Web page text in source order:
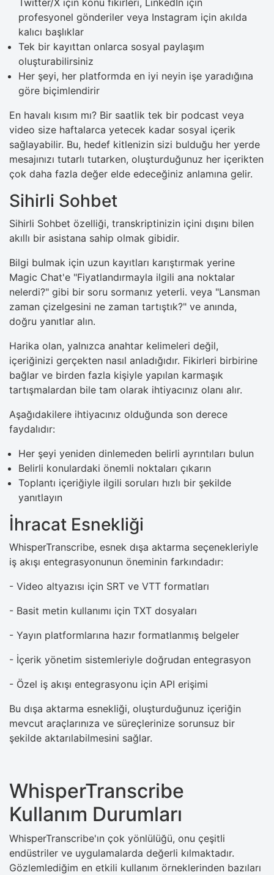
profesyonel gönderiler veya Instagram için akılda
kalıcı başlıklar
Tek bir kayıttan onlarca sosyal paylaşım
oluşturabilirsiniz
Her şeyi, her platformda en iyi neyin işe yaradığına
göre biçimlendirir
En havalı kısım mı? Bir saatlik tek bir podcast veya
video size haftalarca yetecek kadar sosyal içerik
sağlayabilir. Bu, hedef kitlenizin sizi bulduğu her yerde
mesajınızı tutarlı tutarken, oluşturduğunuz her içerikten
çok daha fazla değer elde edeceğiniz anlamına gelir.
Sihirli Sohbet
Sihirli Sohbet özelliği, transkriptinizin içini dışını bilen
akıllı bir asistana sahip olmak gibidir.
Bilgi bulmak için uzun kayıtları karıştırmak yerine
Magic Chat'e "Fiyatlandırmayla ilgili ana noktalar
nelerdi?" gibi bir soru sormanız yeterli. veya "Lansman
zaman çizelgesini ne zaman tartıştık?" ve anında,
doğru yanıtlar alın.
Harika olan, yalnızca anahtar kelimeleri değil,
içeriğinizi gerçekten nasıl anladığıdır. Fikirleri birbirine
bağlar ve birden fazla kişiyle yapılan karmaşık
tartışmalardan bile tam olarak ihtiyacınız olanı alır.
Aşağıdakilere ihtiyacınız olduğunda son derece
faydalıdır:
Her şeyi yeniden dinlemeden belirli ayrıntıları bulun
Belirli konulardaki önemli noktaları çıkarın
Toplantı içeriğiyle ilgili soruları hızlı bir şekilde
yanıtlayın
İhracat Esnekliği
WhisperTranscribe, esnek dışa aktarma seçenekleriyle
iş akışı entegrasyonunun öneminin farkındadır:
- Video altyazısı için SRT ve VTT formatları
- Basit metin kullanımı için TXT dosyaları
- Yayın platformlarına hazır formatlanmış belgeler
- İçerik yönetim sistemleriyle doğrudan entegrasyon
- Özel iş akışı entegrasyonu için API erişimi
Bu dışa aktarma esnekliği, oluşturduğunuz içeriğin
mevcut araçlarınıza ve süreçlerinize sorunsuz bir
şekilde aktarılabilmesini sağlar.
WhisperTranscribe
Kullanım Durumları
WhisperTranscribe'ın çok yönlülüğü, onu çeşitli
endüstriler ve uygulamalarda değerli kılmaktadır.
Gözlemlediğim en etkili kullanım örneklerinden bazıları